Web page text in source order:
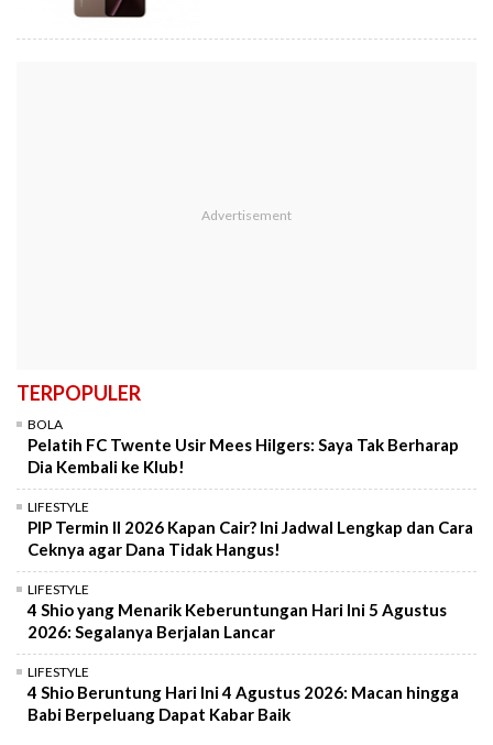
TERPOPULER
BOLA
Pelatih FC Twente Usir Mees Hilgers: Saya Tak Berharap
Dia Kembali ke Klub!
LIFESTYLE
PIP Termin II 2026 Kapan Cair? Ini Jadwal Lengkap dan Cara
Ceknya agar Dana Tidak Hangus!
LIFESTYLE
4 Shio yang Menarik Keberuntungan Hari Ini 5 Agustus
2026: Segalanya Berjalan Lancar
LIFESTYLE
4 Shio Beruntung Hari Ini 4 Agustus 2026: Macan hingga
Babi Berpeluang Dapat Kabar Baik